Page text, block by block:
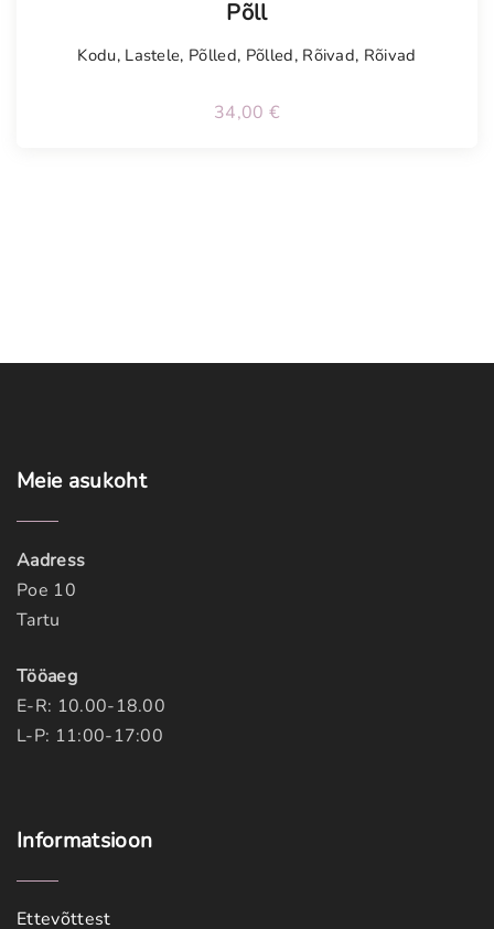
Põll
Kodu, Lastele, Põlled, Põlled, Rõivad, Rõivad
34,00 €
Meie asukoht
Aadress
Poe 10
Tartu
Tööaeg
E-R: 10.00-18.00
L-P: 11:00-17:00
Informatsioon
Ettevõttest